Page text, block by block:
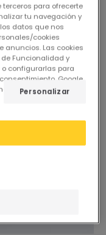
terceros para ofrecerte
tu navegación y
datos que nos
cookies
anuncios. Las cookies
Funcionalidad y
o configurarlas para
Google
en su sitio de
Personalizar